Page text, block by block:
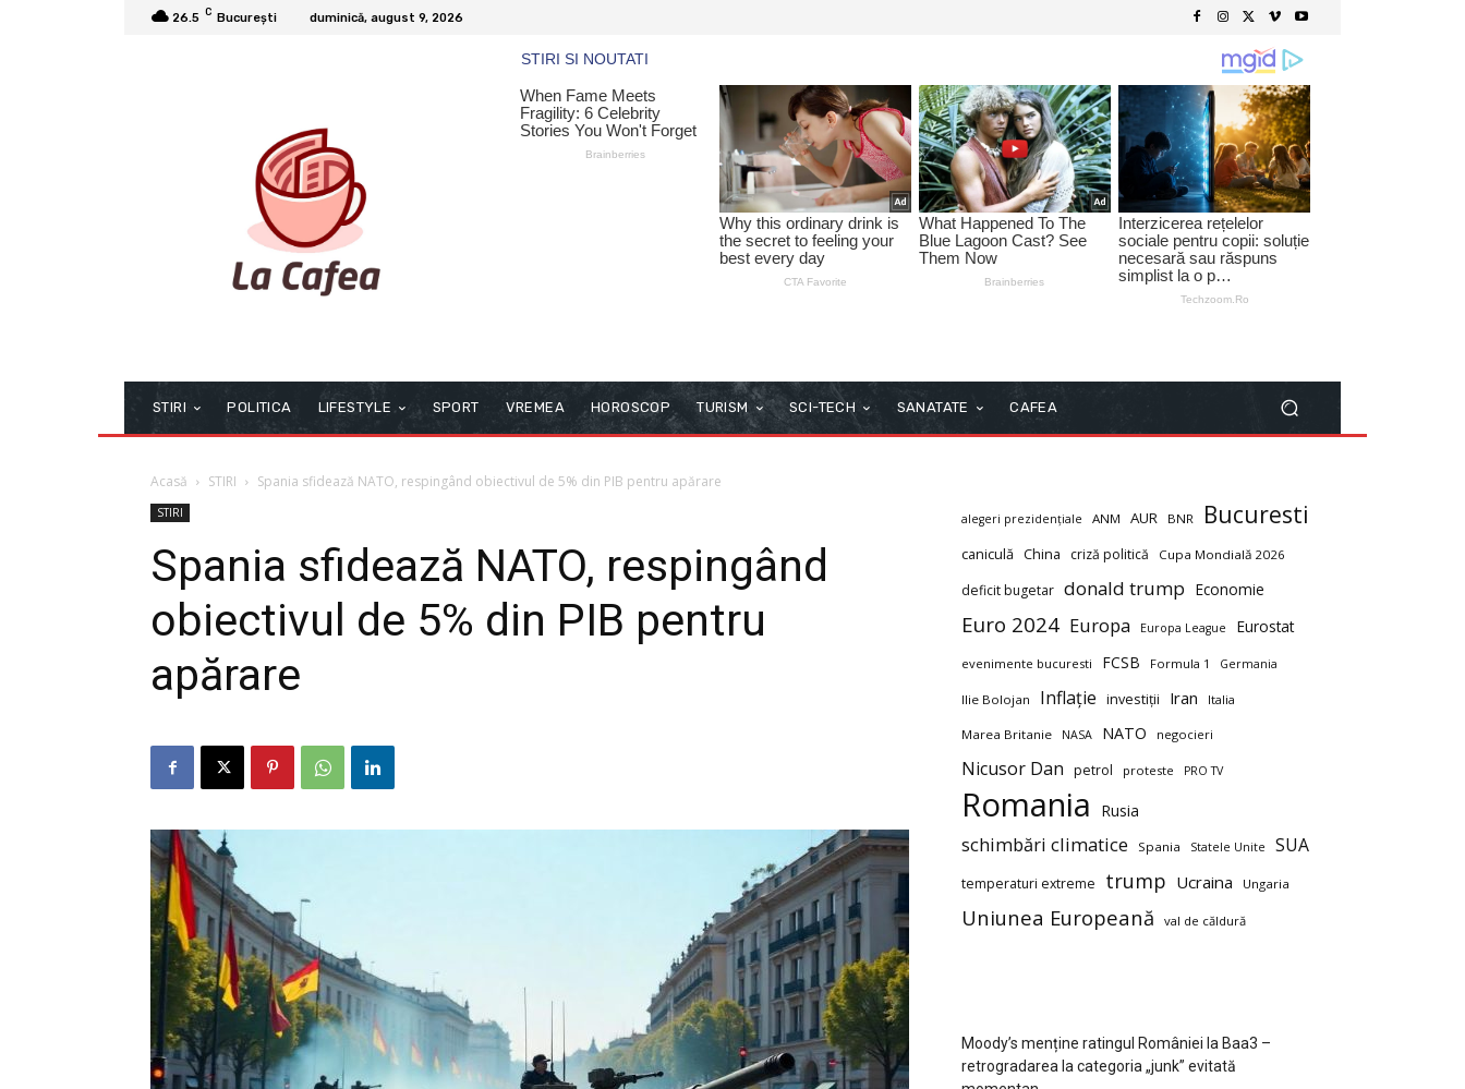
26.5 C București duminică, august 9, 2026
STIRI POLITICA LIFESTYLE SPORT VREMEA HOROSCOP TURISM SCI-TECH SANATATE CAFEA
Acasă STIRI Spania sfidează NATO, respingând obiectivul de 5% din PIB pentru apărare
STIRI
Spania sfidează NATO, respingând
obiectivul de 5% din PIB pentru
apărare
alegeri prezidențiale ANM AUR BNR Bucuresti
caniculă China criză politică Cupa Mondială 2026
deficit bugetar donald trump Economie
Euro 2024 Europa Europa League Eurostat
evenimente bucuresti FCSB Formula 1 Germania
Ilie Bolojan Inflație investiții Iran Italia
Marea Britanie NASA NATO negocieri
Nicusor Dan petrol proteste PRO TV
Romania Rusia
schimbări climatice Spania Statele Unite SUA
temperaturi extreme trump Ucraina Ungaria
Uniunea Europeană val de căldură
Moody’s menține ratingul României la Baa3 –
retrogradarea la categoria „junk” evitată